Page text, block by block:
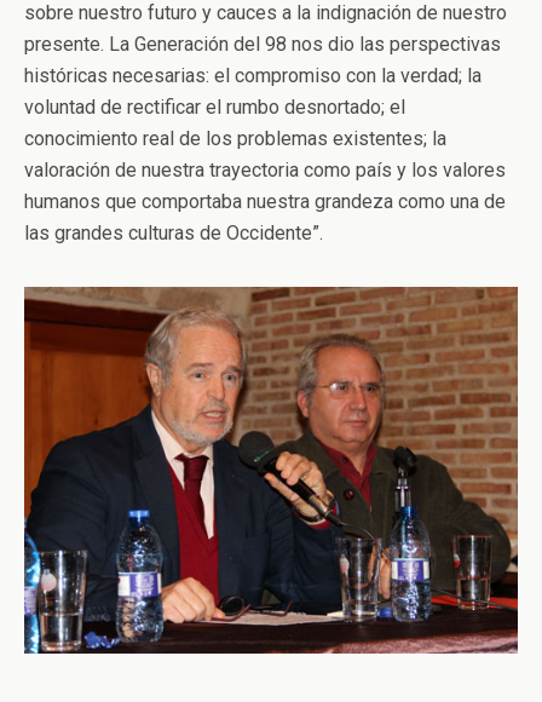
sobre nuestro futuro y cauces a la indignación de nuestro
presente. La Generación del 98 nos dio las perspectivas
históricas necesarias: el compromiso con la verdad; la
voluntad de rectificar el rumbo desnortado; el
conocimiento real de los problemas existentes; la
valoración de nuestra trayectoria como país y los valores
humanos que comportaba nuestra grandeza como una de
las grandes culturas de Occidente”.